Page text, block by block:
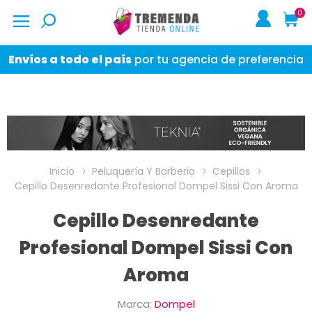
0
Envíos a todo el país por tu agencia de preferencia
Inicio Peluquería Y Barberia
Cepillos
Cepillo Desenredante Profesional Dompel Sissi Con Aroma
Cepillo Desenredante
Profesional Dompel Sissi Con
Aroma
Marca: Dompel